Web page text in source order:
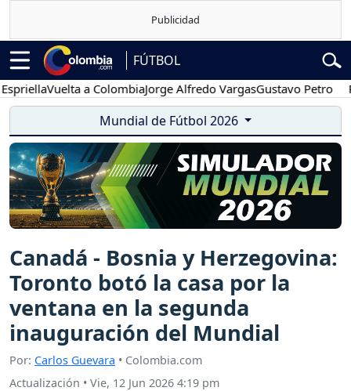
FÚTBOL
Vuelta a ColombiaJorge Alfredo VargasGustavo Petro
Mundial de Fútbol 2026
Canadá - Bosnia y Herzegovina:
Toronto botó la casa por la
ventana en la segunda
inauguración del Mundial
Por: Carlos Guevara • Colombia.com
Actualización • Vie, 12 Jun 2026 4:19 pm